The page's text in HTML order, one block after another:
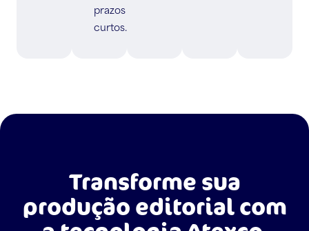
prazos
curtos.
Transforme sua
produção editorial com